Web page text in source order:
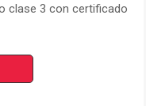
clase 3 con certificado